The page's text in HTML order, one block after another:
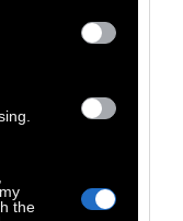
the
το
Νέας Υόρκης
Joanna
και η